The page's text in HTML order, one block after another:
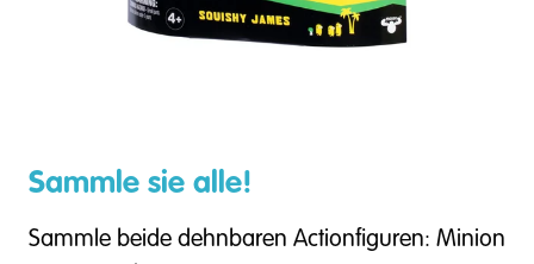
Sammle sie alle!
Sammle beide dehnbaren Actionfiguren: Minion